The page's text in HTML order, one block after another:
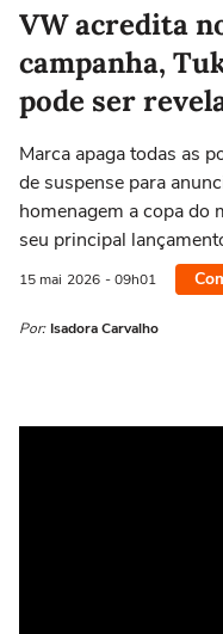
VW acredita
campanha,
pode ser
Marca apaga todas as
de suspense para
homenagem a copa do
seu principal
15 mai 2026 - 09h01
Por: Isadora Carvalho